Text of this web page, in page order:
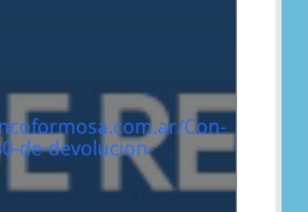
Con-
de-devolucion-